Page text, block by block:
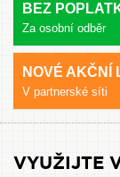
BEZ
Za osobní odběr
NOVÉ AKČNÍ
V partnerské síti
VYUŽIJTE